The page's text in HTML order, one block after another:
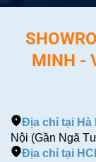
MINH -
Địa chỉ tại Hà
Nội (Gần Ngã
Địa chỉ tại